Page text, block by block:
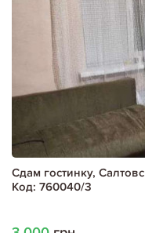
Сдам гостинку,
Код: 760040/3